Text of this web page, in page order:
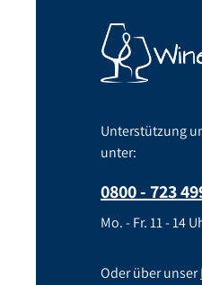
Unterstützung
unter:
0800 - 723
Mo. - Fr. 11 - 14
Oder über unser